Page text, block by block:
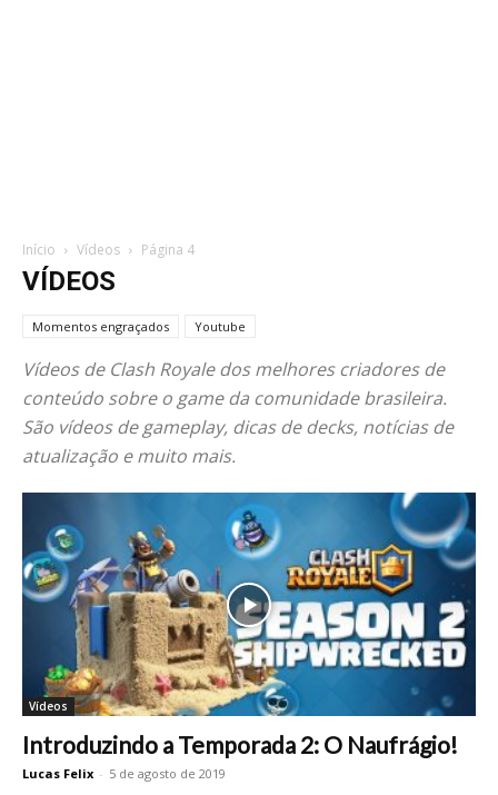
Início Vídeos Página 4
VÍDEOS
Momentos engraçados Youtube
Vídeos de Clash Royale dos melhores criadores de
conteúdo sobre o game da comunidade brasileira.
São vídeos de gameplay, dicas de decks, notícias de
atualização e muito mais.
Vídeos
Introduzindo a Temporada 2: O Naufrágio!
Lucas Felix - 5 de agosto de 2019